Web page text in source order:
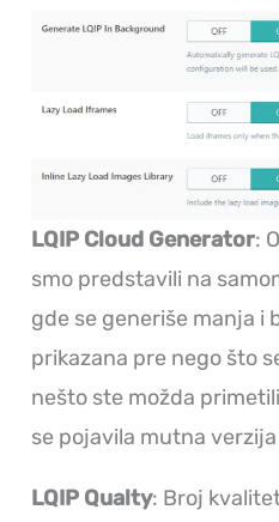
LQIP Cloud Generator:
smo predstavili na
gde se generiše manja i
prikazana pre nego što
nešto ste možda
se pojavila mutna
LQIP Qualty: Broj